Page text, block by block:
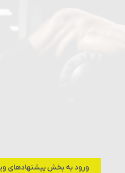
ورود به بخش پیشنهادهای